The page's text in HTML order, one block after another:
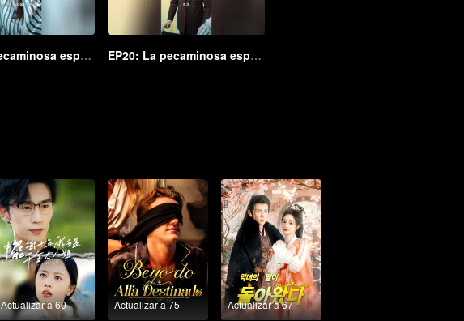
EP19: La pecaminosa esposa secreta del Maestro Go (Ver. Coreana) EP20: La pecaminosa esposa secreta del Maestro Go (Ver. Coreana)
Actualizar a 60 Actualizar a 75 Actualizar a 67